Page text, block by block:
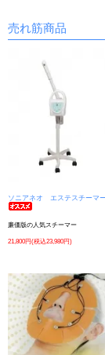
売れ筋商品
ソニアネオ エステスチーマ
廉価版の人気スチーマー
21,800円(税込23,980円)